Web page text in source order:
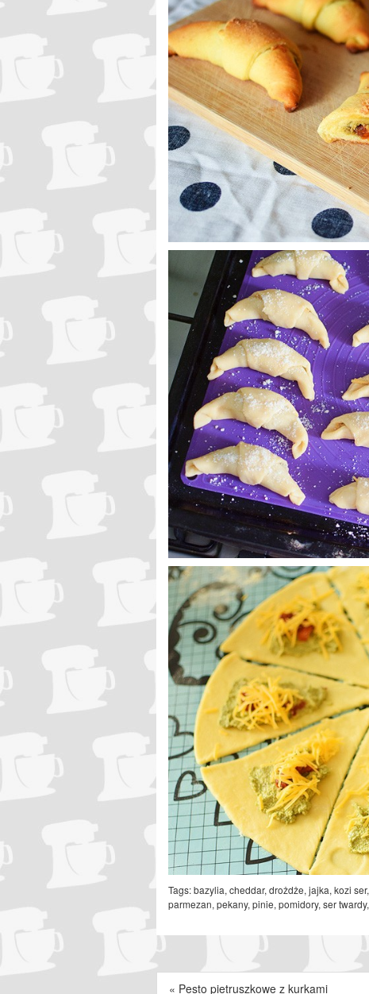
Tags:bazylia, cheddar, drożdże, jajka, kozi ser,
parmezan, pekany, pinie, pomidory, ser twardy,
« Pesto pietruszkowe z kurkami